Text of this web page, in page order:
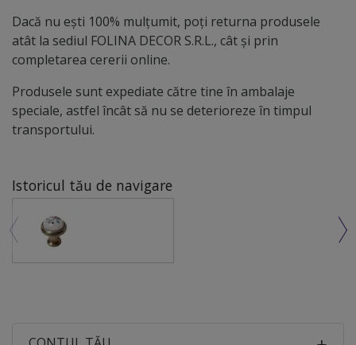
Dacă nu ești 100% mulțumit, poți returna produsele
atât la sediul FOLINA DECOR S.R.L., cât și prin
completarea cererii online.
Produsele sunt expediate către tine în ambalaje
speciale, astfel încât să nu se deterioreze în timpul
transportului.
Istoricul tău de navigare